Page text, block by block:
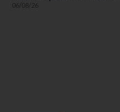
06/08/26